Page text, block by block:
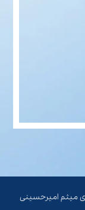
میثم امیرحسینی